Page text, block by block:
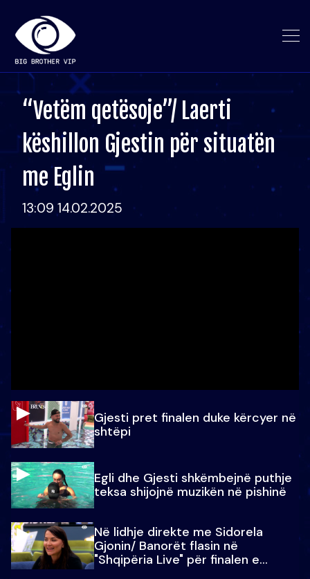
“Vetëm qetësoje”/ Laerti
këshillon Gjestin për situatën
me Eglin
13:09 14.02.2025
Gjesti pret finalen duke kërcyer në
shtëpi
Egli dhe Gjesti shkëmbejnë puthje
teksa shijojnë muzikën në pishinë
Në lidhje direkte me Sidorela
Gjonin/ Banorët flasin në
"Shqipëria Live" për finalen e